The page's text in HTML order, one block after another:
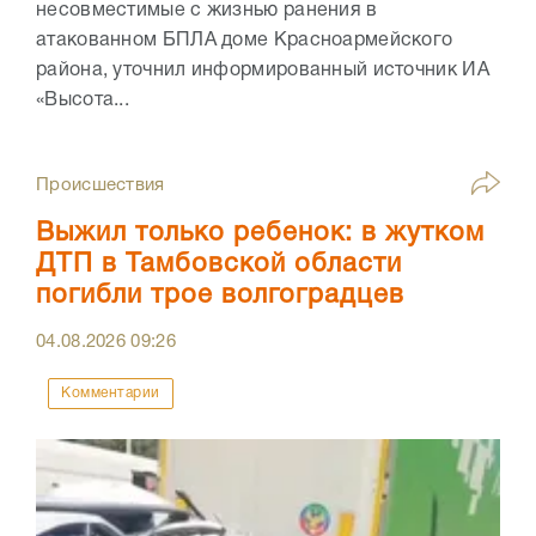
несовместимые с жизнью ранения в
атакованном БПЛА доме Красноармейского
района, уточнил информированный источник ИА
«Высота...
Происшествия
Выжил только ребенок: в жутком
ДТП в Тамбовской области
погибли трое волгоградцев
04.08.202609:26
Комментарии